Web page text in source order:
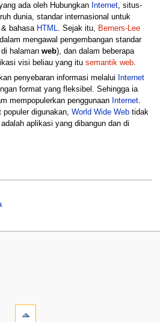
ada oleh Hubungkan Internet, situs-
dunia, standar internasional untuk
bahasa HTML . Sejak itu,
Berners-Lee
mengawal pengembangan standar
halaman web), dan dalam beberapa
visi beliau yang itu semantik web.
penyebaran informasi melalui
Internet
format yang fleksibel. Sehingga ia
mempopulerkan penggunaan Internet.
digunakan, World Wide Webtidak
aplikasi yang dibangun dan di